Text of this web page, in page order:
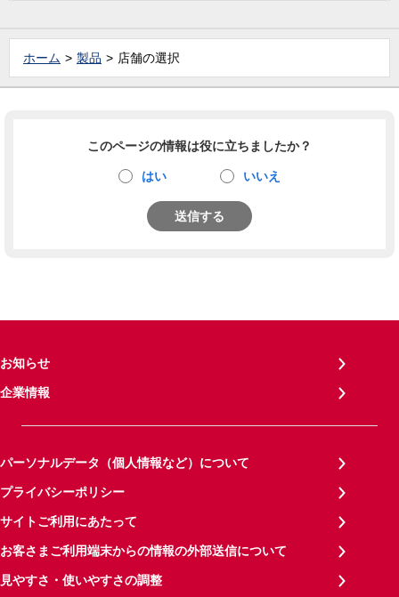
ホーム 製品 店舗の選択
このページの情報は役に立ちましたか？
はい いいえ
送信する
お知らせ
企業情報
パーソナルデータ（個人情報など）について
プライバシーポリシー
サイトご利用にあたって
お客さまご利用端末からの情報の外部送信について
見やすさ・使いやすさの調整